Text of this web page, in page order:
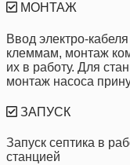
МОНТАЖ
Ввод электро-
клеммам, монтаж
их в работу. Для
монтаж насоса
ЗАПУСК
Запуск септика в
станцией